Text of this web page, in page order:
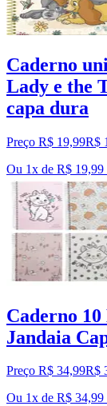
Caderno
Lady e the
capa dura
Preço R$ 19,99R$
Ou 1x de R$ 19,99
Caderno
Jandaia
Preço R$ 34,99R$
Ou 1x de R$ 34,99